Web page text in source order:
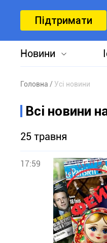
Підтримати
Новини
Головна Усі новини
Всі новини
25 травня
17:59